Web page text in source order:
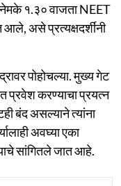
नेमके १.३० वाजता NEET
आले, असे प्रत्यक्षदर्शींनी
पोहोचल्या. मुख्य गेट
प्रवेश करण्याचा प्रयत्न
बंद असल्याने त्यांना
अवघ्या एका
सांगितले जात आहे.